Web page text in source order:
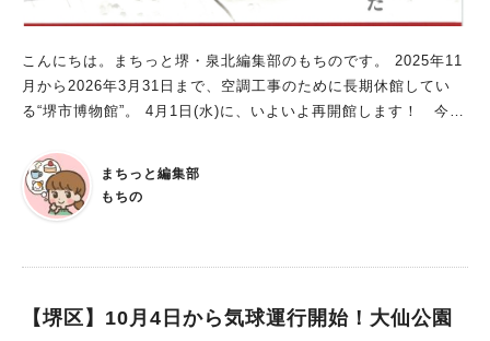
す。先着順で、定員があるのでご注意ください。 ■忍者体験ラリ
「忍者体験ラリー」に参加できちゃいます！ 上着、ハチマキ、
帯を装着して、一流忍者気分に。 手裏剣など、憧れの忍術にラ
リー形式で挑戦できます！ 体について知ろう！ 自分の体や心に
×じぶんトリセツ」。 今まで何気なく使っていた“体”について、
改めて学んでみませんか？ 遊びながら学べる楽しい企画がいっ
ぱいなので、ぜひビッグバンに遊びに行ってみてくださいね！
こんにちは。まちっと堺・泉北編集部のもちのです。 2025年11
月から2026年3月31日まで、空調工事のために長期休館してい
る“堺市博物館”。 4月1日(水)に、いよいよ再開館します！ 今回
ますよ。 企画展「昭和の記憶」 期間：2026年4月1日(水)～6月1
4日(日) 開館時間：午前9時30分～午後5時15分（入館は午後4時
30分まで） 休館日：月曜日（5月4日は開館） 観覧料：一般 200
料（要証明書） 「昭和の記憶」と題された本企画展。 昭和初期
まちっと編集部
もちの
【堺区】10月4日から気球運行開始！大仙公園